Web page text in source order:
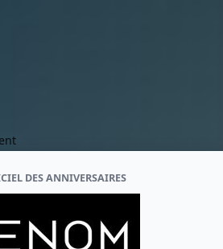
DES ANNIVERSAIRES